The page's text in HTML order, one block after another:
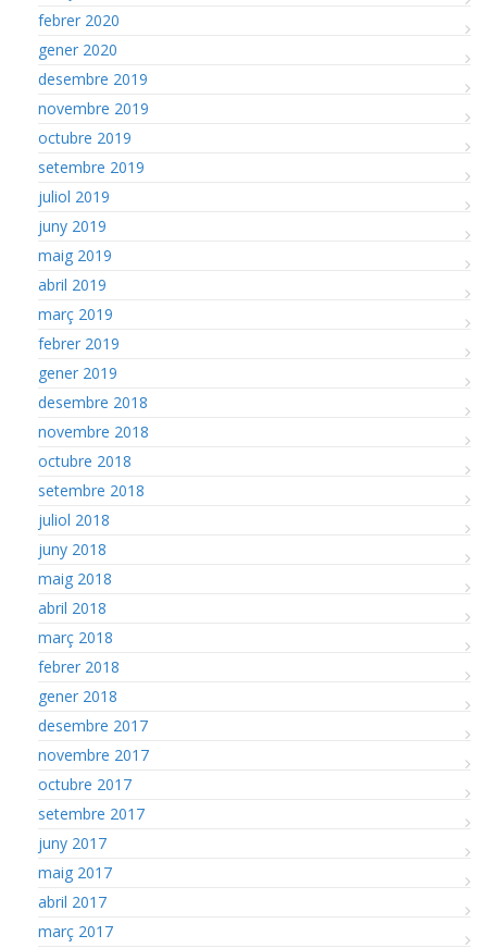
febrer 2020
gener 2020
desembre 2019
novembre 2019
octubre 2019
setembre 2019
juliol 2019
juny 2019
maig 2019
abril 2019
març 2019
febrer 2019
gener 2019
desembre 2018
novembre 2018
octubre 2018
setembre 2018
juliol 2018
juny 2018
maig 2018
abril 2018
març 2018
febrer 2018
gener 2018
desembre 2017
novembre 2017
octubre 2017
setembre 2017
juny 2017
maig 2017
abril 2017
març 2017